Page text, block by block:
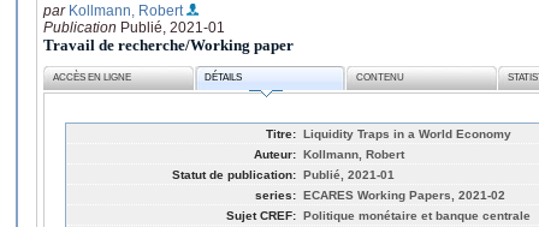
par Kollmann, Robert
Publication Publié, 2021-01
Travail de recherche/Working paper
ACCÈS EN LIGNE DÉTAILS CONTENU
Titre: Liquidity Traps in a World Economy
Auteur: Kollmann, Robert
Statut de publication: Publié, 2021-01
series: ECARES Working Papers, 2021-02
Sujet CREF: Politique monétaire et banque centrale